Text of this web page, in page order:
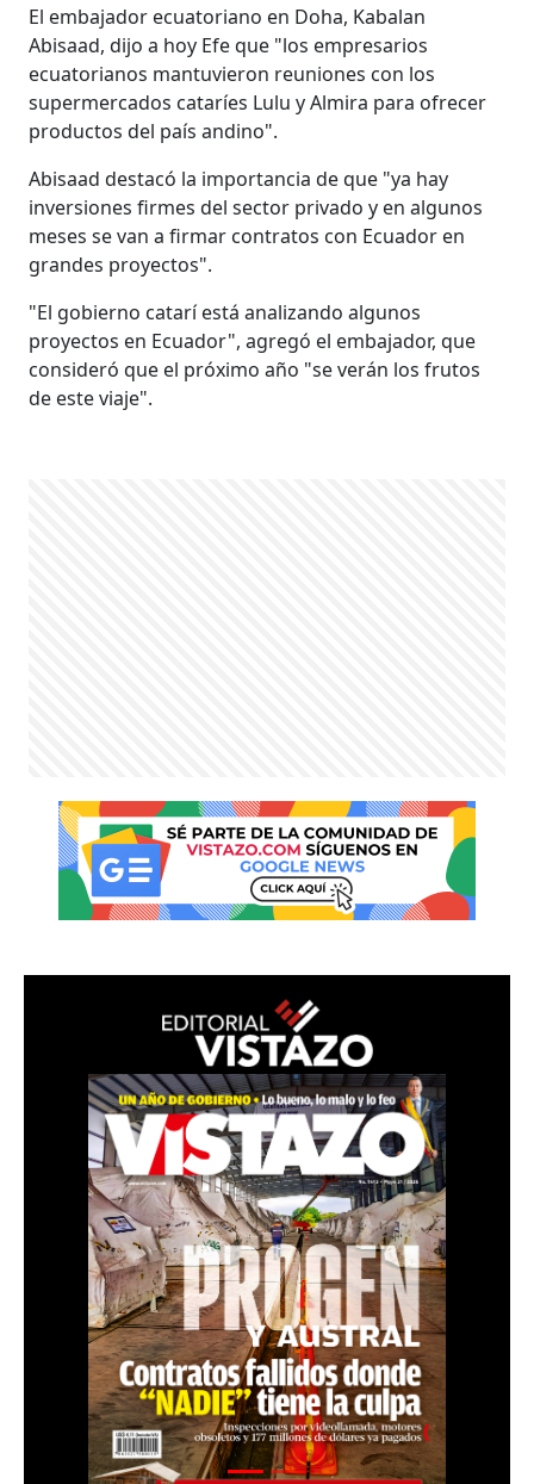
El embajador ecuatoriano en Doha, Kabalan
Abisaad, dijo a hoy Efe que "los empresarios
ecuatorianos mantuvieron reuniones con los
supermercados cataríes Lulu y Almira para ofrecer
productos del país andino".
Abisaad destacó la importancia de que "ya hay
inversiones firmes del sector privado y en algunos
meses se van a firmar contratos con Ecuador en
grandes proyectos".
"El gobierno catarí está analizando algunos
proyectos en Ecuador", agregó el embajador, que
consideró que el próximo año "se verán los frutos
de este viaje".